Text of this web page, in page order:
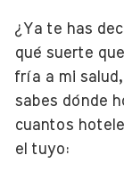
¿Ya te has
qué suerte
fría a mi
sabes dónde
cuantos
el tuyo: